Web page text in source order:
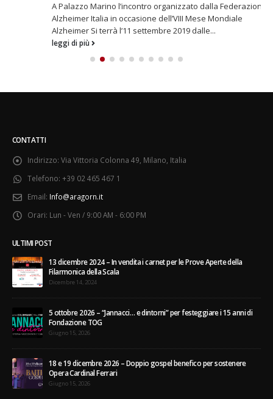
A Palazzo Marino l’incontro organizzato dalla Federazione
Alzheimer Italia in occasione dell’VIII Mese Mondiale
Alzheimer Si terrà l’11 settembre 2019 dalle...
leggi di più
Via Vittoria Colonna 49, Milano, Italia
Info@aragorn.it
13 dicembre 2024 – In vendita i carnet per le Prove Aperte della
Filarmonica della Scala
5 ottobre 2026 – “Jannacci… e dintorni” per festeggiare i 15 anni di
Fondazione TOG
18 e 19 dicembre 2026 – Doppio gospel benefico per sostenere
Opera Cardinal Ferrari